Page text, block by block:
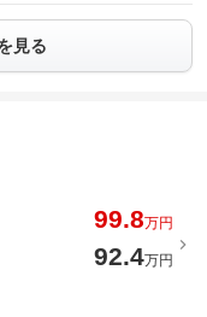
見る
99.8万円
92.4万円